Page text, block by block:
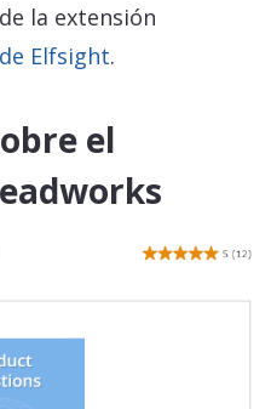
la extensión
Elfsight.
el